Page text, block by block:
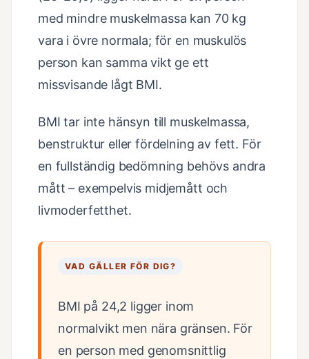
med mindre muskelmassa kan 70 kg
vara i övre normala; för en muskulös
person kan samma vikt ge ett
missvisande lågt BMI.
BMI tar inte hänsyn till muskelmassa,
benstruktur eller fördelning av fett. För
en fullständig bedömning behövs andra
mått – exempelvis midjemått och
livmoderfetthet.
VAD GÄLLER FÖR DIG?
BMI på 24,2 ligger inom
normalvikt men nära gränsen. För
en person med genomsnittlig